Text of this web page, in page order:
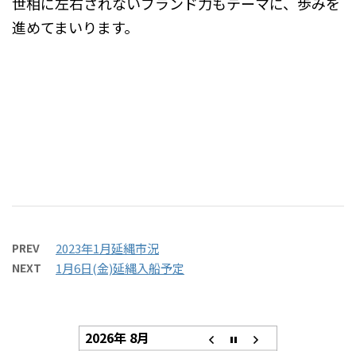
進めてまいります。
PREV 2023年1月延縄市況
NEXT 1月6日(金)延縄入船予定
2026年 8月